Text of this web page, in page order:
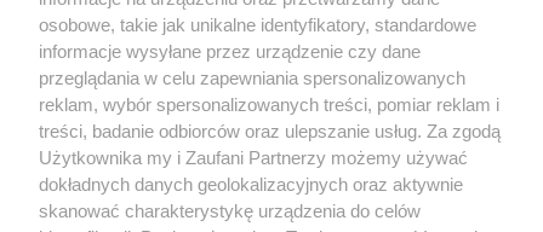
Nie zapomnij
zapoznać się z:
polityką prywatności regulamin korzystania z portali
Twojemiasto
Piekary Śląskie
Chorzów
Skontaktuj sięz nami
Kontakt
Wydawca
osobowe, takie jak unikalne identyfikatory, standardowe
informacje wysyłane przez urządzenie czy dane
przeglądania w celu zapewniania spersonalizowanych
reklam, wybór spersonalizowanych treści, pomiar reklam i
treści, badanie odbiorców oraz ulepszanie usług. Za zgodą
Użytkownika my i Zaufani Partnerzy możemy używać
dokładnych danych geolokalizacyjnych oraz aktywnie
skanować charakterystykę urządzenia do celów